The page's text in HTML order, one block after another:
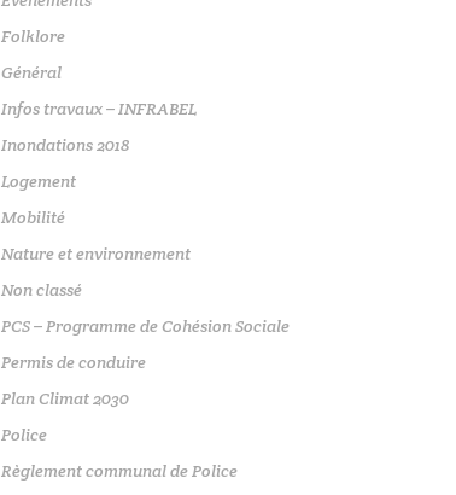
Folklore
Général
Infos travaux – INFRABEL
Inondations 2018
Logement
Mobilité
Nature et environnement
Non classé
PCS – Programme de Cohésion Sociale
Permis de conduire
Plan Climat 2030
Police
Règlement communal de Police